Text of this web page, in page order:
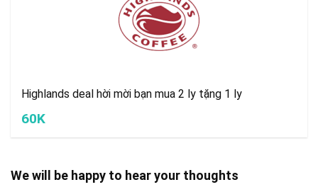
Highlands deal hời mời bạn mua 2 ly tặng 1 ly
60K
We will be happy to hear your thoughts